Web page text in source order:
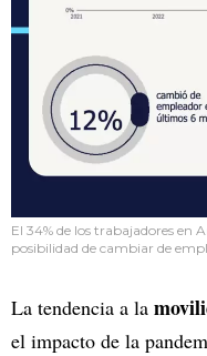
El 34% de los trabajadores en
posibilidad de cambiar de
La tendencia a la
el impacto de la